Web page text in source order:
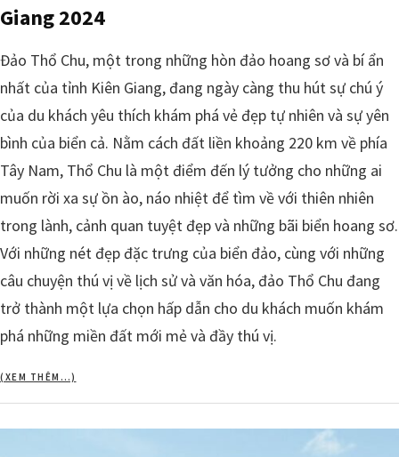
Giang 2024
Đảo Thổ Chu, một trong những hòn đảo hoang sơ và bí ẩn
nhất của tỉnh Kiên Giang, đang ngày càng thu hút sự chú ý
của du khách yêu thích khám phá vẻ đẹp tự nhiên và sự yên
bình của biển cả. Nằm cách đất liền khoảng 220 km về phía
Tây Nam, Thổ Chu là một điểm đến lý tưởng cho những ai
muốn rời xa sự ồn ào, náo nhiệt để tìm về với thiên nhiên
trong lành, cảnh quan tuyệt đẹp và những bãi biển hoang sơ.
Với những nét đẹp đặc trưng của biển đảo, cùng với những
câu chuyện thú vị về lịch sử và văn hóa, đảo Thổ Chu đang
trở thành một lựa chọn hấp dẫn cho du khách muốn khám
phá những miền đất mới mẻ và đầy thú vị.
(XEM THÊM…)